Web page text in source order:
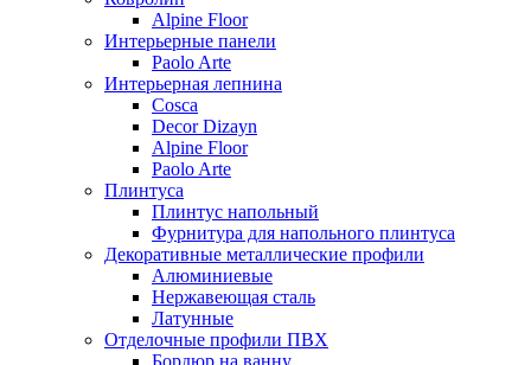
Alpine Floor
Интерьерные панели
Paolo Arte
Интерьерная лепнина
Cosca
Decor Dizayn
Alpine Floor
Paolo Arte
Плинтуса
Плинтус напольный
Фурнитура для напольного плинтуса
Декоративные металлические профили
Алюминиевые
Нержавеющая сталь
Латунные
Отделочные профили ПВХ
Бордюр на ванну